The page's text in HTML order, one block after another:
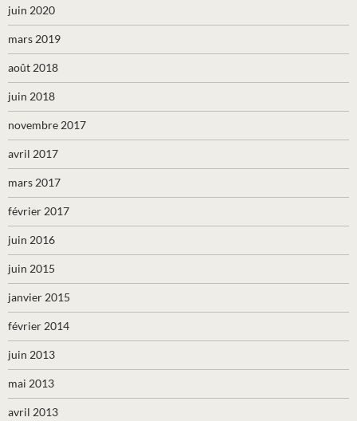
juin 2020
mars 2019
août 2018
juin 2018
novembre 2017
avril 2017
mars 2017
février 2017
juin 2016
juin 2015
janvier 2015
février 2014
juin 2013
mai 2013
avril 2013